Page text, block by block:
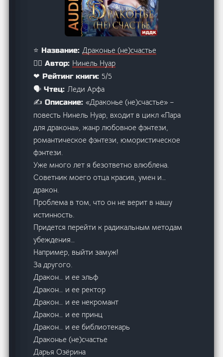
⭐ Название:Драконье (не)счастье
🙋‍♂️ Автор: Нинель Нуар
❤ Рейтинг книги: 5/5
🗣️ Чтец:Леди Арфа
✍️ Описание:«Драконье (не)счастье» –
повесть Нинель Нуар, входит в цикл «Пара
для дракона», жанр любовное фэнтези,
романтическое фэнтези, юмористическое
фэнтези.
Уже много лет я безответно влюблена.
Советник моего отца красив, умен и…
дракон.
Проблема в том, что он не верит в нашу
истинность.
Придется перейти к радикальным методам
убеждения…
Например, выйти замуж!
За другого.
Дракон… и ее эльф
Дракон… и ее ректор
Дракон… и ее некромант
Дракон… и ее принц
Дракон… и ее библиотекарь
Драконье (не)счастье
Дарья Озёрина